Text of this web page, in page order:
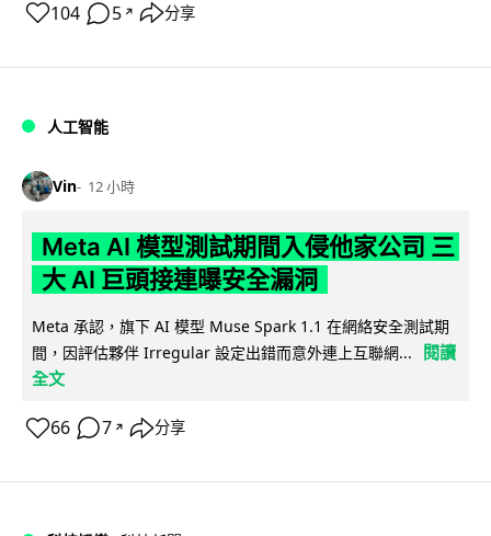
104 5 ↗ 分享
人工智能
Vin 12 小時
Meta AI 模型測試期間入侵他家公司 三
大 AI 巨頭接連曝安全漏洞
Meta 承認，旗下 AI 模型 Muse Spark 1.1 在網絡安全測試期
間，因評估夥伴 Irregular 設定出錯而意外連上互聯網...
閱讀
全文
66 7 ↗ 分享